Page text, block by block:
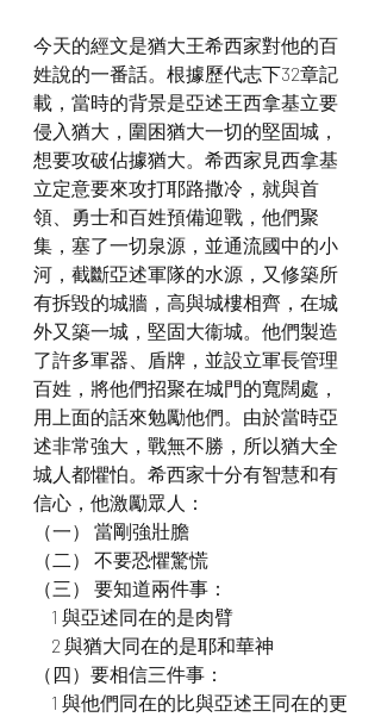
今天的經文是猶大王希西家對他的百
姓說的一番話。根據歷代志下32章記
載，當時的背景是亞述王西拿基立要
侵入猶大，圍困猶大一切的堅固城，
想要攻破佔據猶大。希西家見西拿基
立定意要來攻打耶路撒冷，就與首
領、勇士和百姓預備迎戰，他們聚
集，塞了一切泉源，並通流國中的小
河，截斷亞述軍隊的水源，又修築所
有拆毀的城牆，高與城樓相齊，在城
外又築一城，堅固大衞城。他們製造
了許多軍器、盾牌，並設立軍長管理
百姓，將他們招聚在城門的寬闊處，
用上面的話來勉勵他們。由於當時亞
述非常強大，戰無不勝，所以猶大全
城人都懼怕。希西家十分有智慧和有
信心，他激勵眾人：
（一） 當剛強壯膽
（二） 不要恐懼驚慌
（三） 要知道兩件事：
     1 與亞述同在的是肉臂
     2 與猶大同在的是耶和華神
（四）要相信三件事：